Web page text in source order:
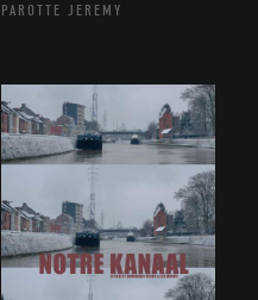
PAROTTE JEREMY